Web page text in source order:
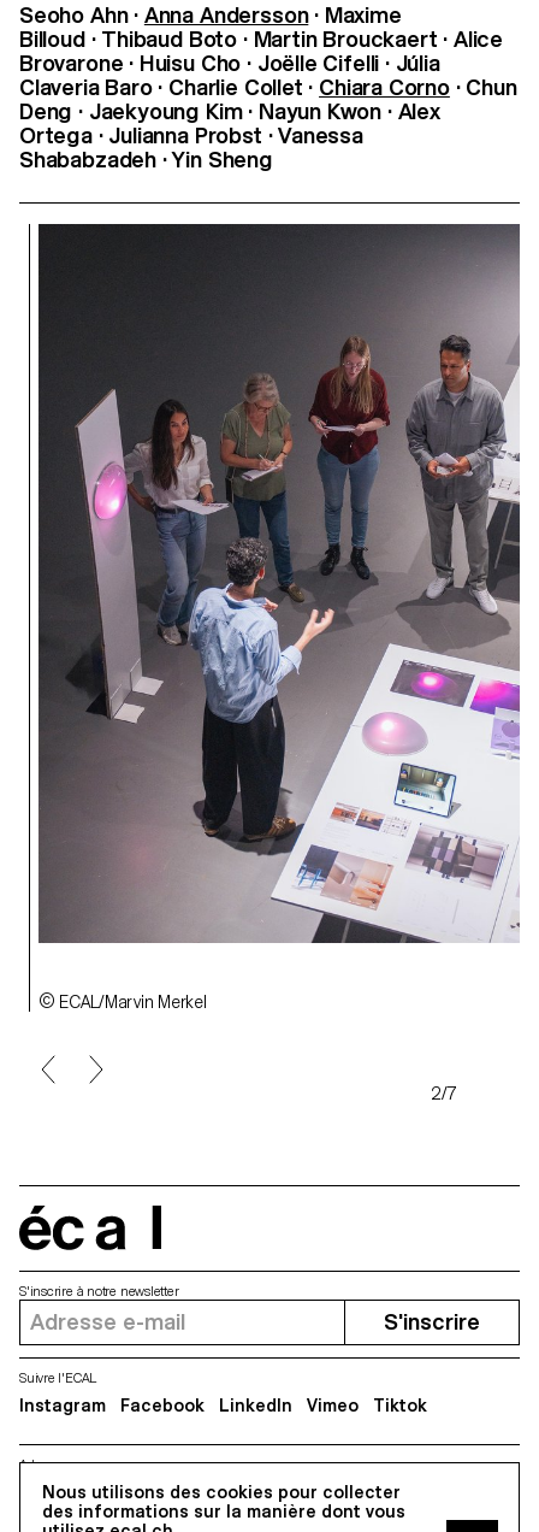
Seoho Ahn · Anna Andersson · Maxime
Billoud · Thibaud Boto · Martin Brouckaert · Alice
Brovarone · Huisu Cho · Joëlle Cifelli · Júlia
Claveria Baro · Charlie Collet · Chiara Corno· Chun
Deng · Jaekyoung Kim · Nayun Kwon · Alex
Ortega · Julianna Probst · Vanessa
Shababzadeh · Yin Sheng
© ECAL/Marvin Merkel
2/7
Nous utilisons des cookies pour collecter
des informations sur la manière dont vous
Adresse
5, avenue du Temple, CH-1020 Renens
S'inscrire à notre newsletter
S'inscrire
Suivre l'ECAL
Instagram Facebook LinkedIn Vimeo Tiktok